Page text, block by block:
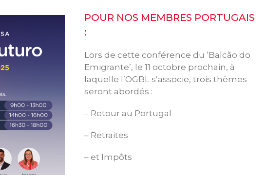
POUR NOS MEMBRES PORTUGAIS
:
Lors de cette conférence du ‘Balcão do
Emigrante’, le 11 octobre prochain, à
laquelle l’OGBL s’associe, trois thèmes
seront abordés :
– Retour au Portugal
– Retraites
– et Impôts